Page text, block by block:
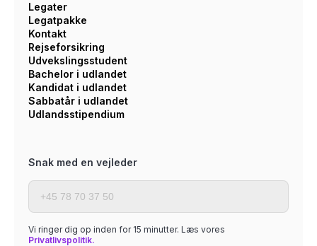
Legater
Legatpakke
Kontakt
Rejseforsikring
Udvekslingsstudent
Bachelor i udlandet
Kandidat i udlandet
Sabbatår i udlandet
Udlandsstipendium
Snak med en vejleder
Vi ringer dig op inden for 15 minutter. Læs vores
Privatlivspolitik.